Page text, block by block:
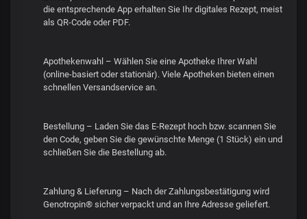
die entsprechende App erhalten Sie Ihr digitales Rezept, meist
als QR-Code oder PDF.
Apothekenwahl – Wählen Sie eine Apotheke Ihrer Wahl
(online-basiert oder stationär). Viele Apotheken bieten einen
schnellen Versandservice an.
Bestellung – Laden Sie das E-Rezept hoch bzw. scannen Sie
den Code, geben Sie die gewünschte Menge (1 Stück) ein und
schließen Sie die Bestellung ab.
Zahlung & Lieferung – Nach der Zahlungsbestätigung wird
Genotropin® sicher verpackt und an Ihre Adresse geliefert.